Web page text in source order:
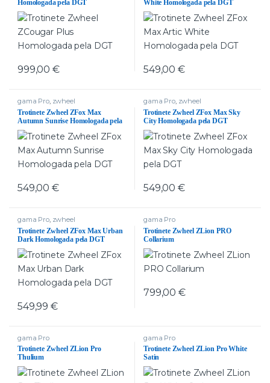
Homologada pela DGT
999,00€
White Homologada pela DGT
549,00€
gama Pro, zwheel
Trotinete Zwheel ZFox Max
Autumn Sunrise Homologada pela
DGT
549,00€
gama Pro, zwheel
Trotinete Zwheel ZFox Max Sky
City Homologada pela DGT
549,00€
gama Pro, zwheel
Trotinete Zwheel ZFox Max Urban
Dark Homologada pela DGT
549,99€
gama Pro
Trotinete Zwheel ZLion PRO
Collarium
799,00€
gama Pro
Trotinete Zwheel ZLion Pro
Thulium
gama Pro
Trotinete Zwheel ZLion Pro White
Satin